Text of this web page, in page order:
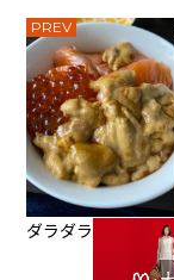
PREV
ダラダラ